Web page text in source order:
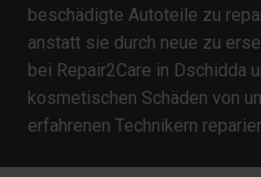
beschädigte Autoteile zu
anstatt sie durch neue zu
bei Repair2Care in Dschidda
kosmetischen Schäden von
erfahrenen Technikern